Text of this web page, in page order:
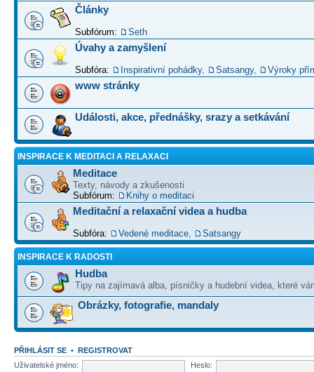
Články
Subfórum: Seth
Úvahy a zamyšlení
Subfóra: Inspirativní pohádky, Satsangy, Výroky
www stránky
Události, akce, přednášky, srazy a setkávání
INSPIRACE K MEDITACI A RELAXACI
Meditace
Texty, návody a zkušenosti
Subfórum:
Knihy o meditaci
Meditační a relaxační videa a hudba
Subfóra: Vedené meditace Satsangy
INSPIRACE K RADOSTI
Hudba
Tipy na zajímavá alba, písničky a hudební videa, které
Obrázky, fotografie, mandaly
PŘIHLÁSIT SE • REGISTROVAT
Uživatelské jméno:
Heslo: